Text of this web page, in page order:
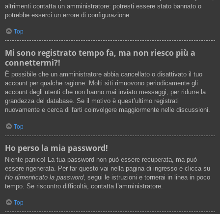
altrimenti contatta un amministratore: potresti essere stato bannato o
potrebbe esserci un errore di configurazione.
Top
Mi sono registrato tempo fa, ma non riesco più a
connettermi?!
È possibile che un amministratore abbia cancellato o disattivato il tuo
account per qualche ragione. Molti siti rimuovono periodicamente gli
account degli utenti che non hanno mai inviato messaggi, per ridurre la
grandezza del database. Se il motivo è quest’ultimo registrati
nuovamente e cerca di farti coinvolgere maggiormente nelle discussioni.
Top
Ho perso la mia password!
Niente panico! La tua password non può essere recuperata, ma può
essere rigenerata. Per far questo vai nella pagina di ingresso e clicca su
Ho dimenticato la password, segui le istruzioni e tornerai in linea in poco
tempo. Se riscontro difficoltà, contatta l’amministratore.
Top